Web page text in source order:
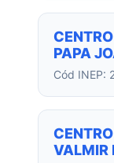
PAPA
Cód INEP:
VALMIR